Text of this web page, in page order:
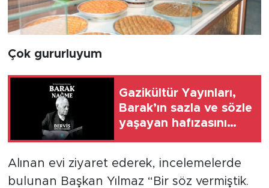
Çok gururluyum
Gazikültür Yayınları,
Barak’ın sazla ve sözle
yaşayan hafızasını
Alınan evi ziyaret ederek, incelemelerde
bulunan Başkan Yılmaz “Bir söz vermiştik.